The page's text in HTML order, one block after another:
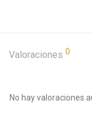
Valoraciones 0
No hay valoraciones